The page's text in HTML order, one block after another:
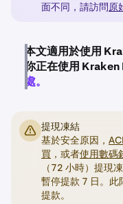
面不同，請訪問原
本文適用於使用
你正在使用
處。
提現凍結
基於安全原因，
買 ，或者使用數碼
（72 小時）提現
暫停提款 7 日。此
提款。